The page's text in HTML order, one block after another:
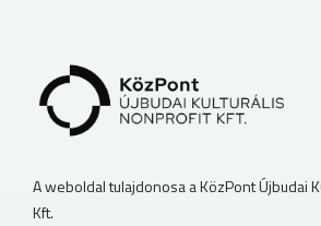
A weboldal tulajdonosa a KözPont Újbudai
Kft.